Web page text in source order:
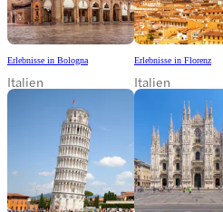
Erlebnisse in Bologna
Italien
Erlebnisse in Florenz
Italien